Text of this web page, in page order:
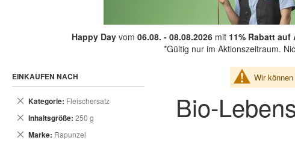
Happy Dayvom 06.08. - 08.08.2026mit 11% Rabatt auf
*Gültig nur im Aktionszeitraum.
Wir
Bio-
EINKAUFEN NACH
Kategorie Fleischersatz
Dies
Inhaltsgröße 250 g
Dies
Marke Rapunzel
Dies